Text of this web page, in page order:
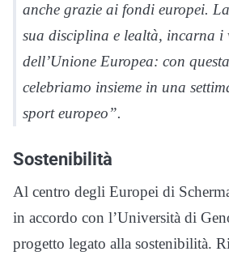
anche grazie ai fondi europei.
sua disciplina e lealtà, incarna i
dell’Unione Europea: con
celebriamo insieme in una
sport europeo”.
Sostenibilità
Al centro degli Europei di
in accordo con l’Università di
progetto legato alla sostenibilità.